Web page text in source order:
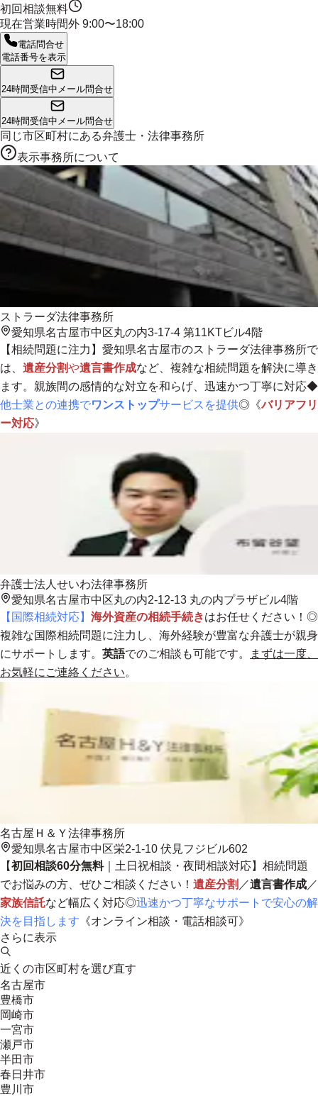
初回相談無料
現在営業時間外 9:00〜18:00
電話問合せ
電話番号を表示
24時間受信中 メール問合せ
24時間受信中 メール問合せ
同じ市区町村にある弁護士・法律事務所
表示事務所について
ストラーダ法律事務所
愛知県名古屋市中区丸の内3-17-4 第11KTビル4階
【相続問題に注力】愛知県名古屋市のストラーダ法律事務所で
は、 遺産分割や遺言書作成など、複雑な相続問題を解決に導き
ます。 親族間の感情的な対立を和らげ、迅速かつ丁寧に対応◆
他士業との連携でワンストップサービスを提供◎《バリアフリ
ー対応》
弁護士法人せいわ法律事務所
愛知県名古屋市中区丸の内2-12-13 丸の内プラザビル4階
【国際相続対応】 海外資産の相続手続きはお任せください！◎
複雑な国際相続問題に注力し、海外経験が豊富な弁護士が親身
にサポートします。 英語でのご相談も可能です。
まずは一度、
お気軽にご連絡ください。
名古屋Ｈ＆Ｙ法律事務所
愛知県名古屋市中区栄2-1-10 伏見フジビル602
【初回相談60分無料｜土日祝相談・夜間相談対応】相続問題
でお悩みの方、ぜひご相談ください！ 遺産分割 ／遺言書作成 ／
家族信託など幅広く対応◎迅速かつ丁寧なサポートで安心の解
決を目指します 《オンライン相談・電話相談可》
さらに表示
近くの市区町村を選び直す
名古屋市
豊橋市
岡崎市
一宮市
瀬戸市
半田市
春日井市
豊川市